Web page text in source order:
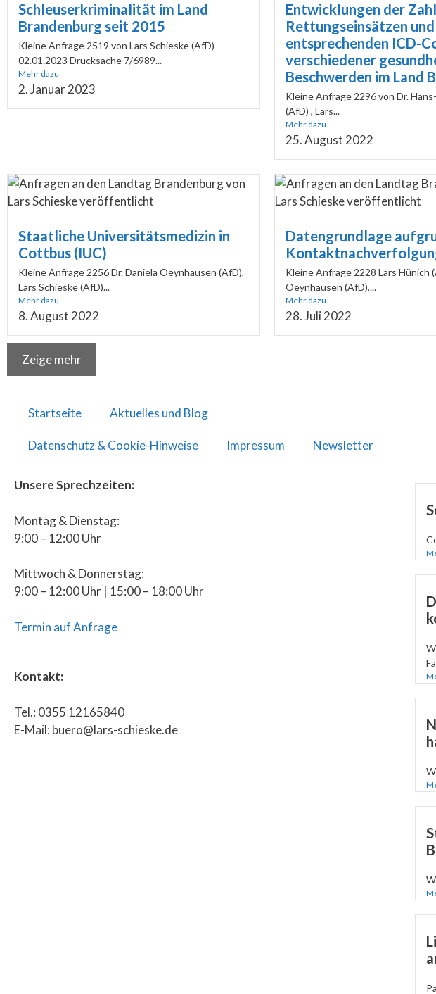
Schleuserkriminalität im Land
Brandenburg seit 2015
Kleine Anfrage 2519 von Lars Schieske (AfD)
02.01.2023 Drucksache 7/6989...
Mehr dazu
2. Januar 2023
Entwicklungen der
Rettungseinsätzen und
entsprechenden ICD-
verschiedener
Beschwerden im Land
Kleine Anfrage 2296 von Dr.
(AfD) , Lars...
Mehr dazu
25. August 2022
Staatliche Universitätsmedizin in
Cottbus (IUC)
Kleine Anfrage 2256 Dr. Daniela Oeynhausen (AfD),
Lars Schieske (AfD)...
Mehr dazu
8. August 2022
Datengrundlage
Kleine Anfrage 2228 Lars Hünich
Oeynhausen (AfD),...
Mehr dazu
28. Juli 2022
Zeige mehr
Startseite Aktuelles und Blog
Datenschutz & Cookie-Hinweise Impressum Newsletter
Unsere Sprechzeiten:
Montag & Dienstag:
9:00 – 12:00 Uhr
Mittwoch & Donnerstag:
9:00 – 12:00 Uhr | 15:00 – 18:00 Uhr
Termin auf Anfrage
Kontakt:
Tel.: 0355 12165840
E-Mail: buero@lars-schieske.de